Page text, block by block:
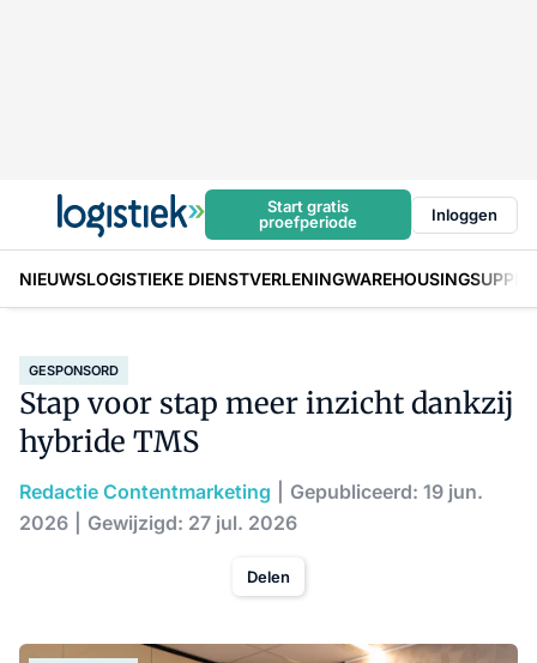
Start gratis
proefperiode
Inloggen
NIEUWSLOGISTIEKE DIENSTVERLENINGWAREHOUSING
GESPONSORD
Stap voor stap meer inzicht dankzij
hybride TMS
Redactie Contentmarketing
Gepubliceerd: 19 jun.
2026
Gewijzigd: 27 jul. 2026
Delen